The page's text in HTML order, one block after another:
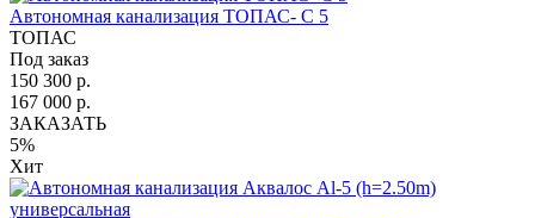
Автономная канализация ТОПАС- С 5
ТОПАС
Под заказ
150 300 р.
167 000 р.
ЗАКАЗАТЬ
5%
Хит